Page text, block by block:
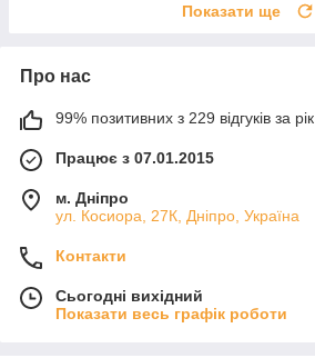
Показати ще
Про нас
99% позитивних з 229 відгуків за рік
Працює з 07.01.2015
м. Дніпро
ул. Косиора, 27К, Дніпро, Україна
Контакти
Сьогодні вихідний
Показати весь графік роботи